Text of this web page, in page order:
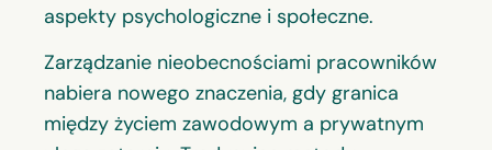
aspekty psychologiczne i społeczne.
Zarządzanie nieobecnościami pracowników
nabiera nowego znaczenia, gdy granica
między życiem zawodowym a prywatnym